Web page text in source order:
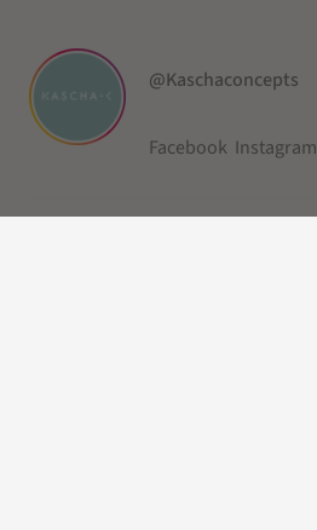
@Kaschaconcepts
Facebook Instagram